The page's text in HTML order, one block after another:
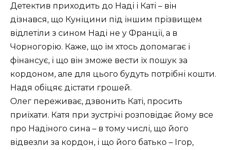
Детектив приходить до Наді і Каті – він
дізнався, що Куніцини під іншим прізвищем
відлетіли з сином Наді не у Франції, а в
Чорногорію. Каже, що їм хтось допомагає і
фінансує, і що він зможе вести їх пошук за
кордоном, але для цього будуть потрібні кошти.
Надя обіцяє дістати грошей.
Олег переживає, дзвонить Каті, просить
приїхати. Катя при зустрічі розповідає йому все
про Надіного сина – в тому числі, що його
відвезли за кордон, і що його батько – Ігор,